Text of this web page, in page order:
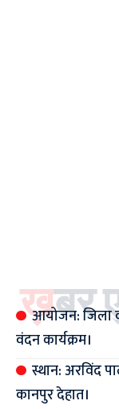
आयोजन: जिला
वंदन कार्यक्रम।
स्थान: अरविंद
कानपुर देहात।